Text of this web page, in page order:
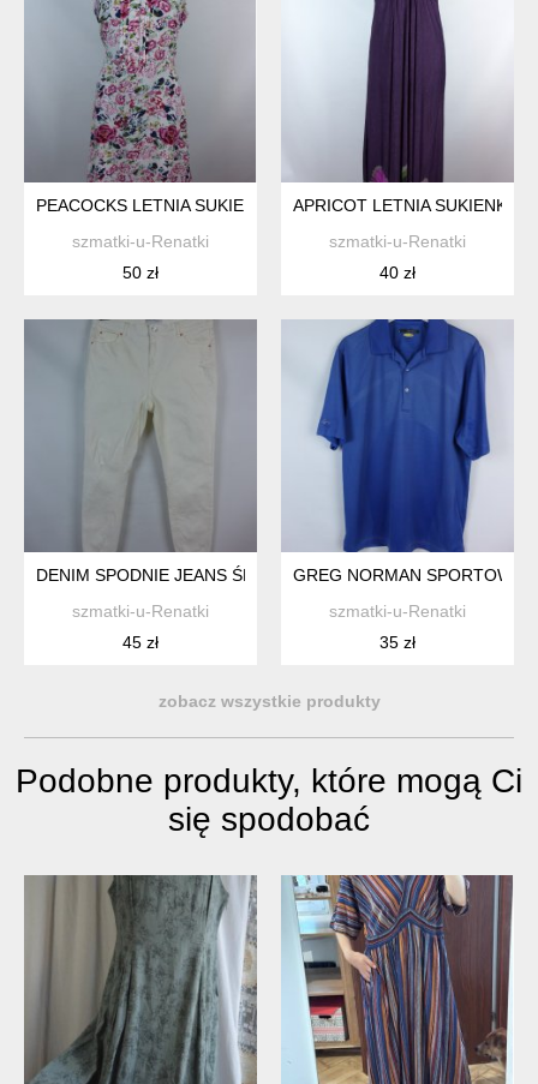
PEACOCKS LETNIA SUKIENKA W KWIATY 14 / 40 Z METKĄ
szmatki-u-Renatki
50 zł
APRICOT LETNIA SUKIENKA
szmatki-u-Renatki
40 zł
DENIM SPODNIE JEANS ŚMIETANOWE SKINNY 16 / 44
szmatki-u-Renatki
45 zł
GREG NORMAN SPORTOWA
szmatki-u-Renatki
35 zł
zobacz wszystkie produkty
Podobne produkty, które mogą Ci
się spodobać